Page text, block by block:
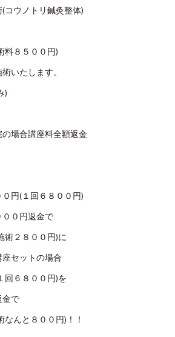
ウノトリ鍼灸整体)
料８５００円)
いたします。
)
場合講座料全額返金
円(１回６８００円)
０円返金で
術２８００円)に
セットの場合
回６８００円)を
金で
んと８００円)！！